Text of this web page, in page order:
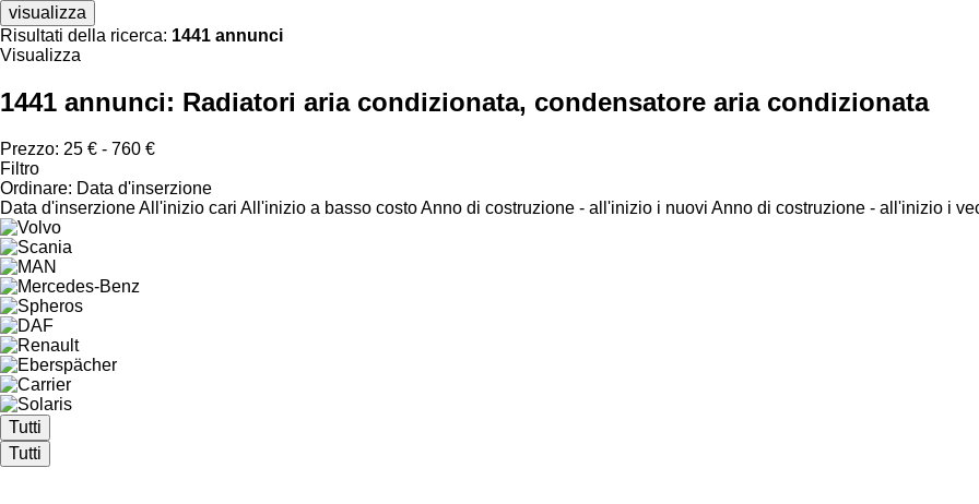
visualizza
Risultati della ricerca: 1441 annunci
Visualizza
1441 annunci: Radiatori aria condizionata, condensatore aria condizionata
Prezzo: 25 € - 760 €
Filtro
Ordinare: Data d'inserzione
Data d'inserzioneAll'inizio cari All'inizio a basso costoAnno di costruzione - all'inizio i nuovi Anno di costruzione - all'inizio i
Tutti
Tutti